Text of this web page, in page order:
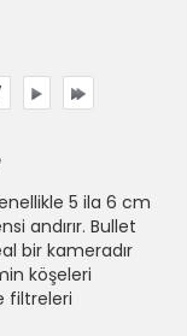
5 ila 6 cm
andırır. Bullet
bir kameradır
köşeleri
filtreleri